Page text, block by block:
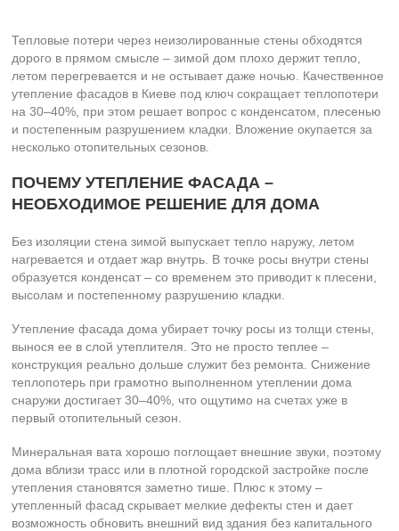
Тепловые потери через неизолированные стены обходятся
дорого в прямом смысле – зимой дом плохо держит тепло,
летом перегревается и не остывает даже ночью. Качественное
утепление фасадов в Киеве под ключ сокращает теплопотери
на 30–40%, при этом решает вопрос с конденсатом, плесенью
и постепенным разрушением кладки. Вложение окупается за
несколько отопительных сезонов.
ПОЧЕМУ УТЕПЛЕНИЕ ФАСАДА –
НЕОБХОДИМОЕ РЕШЕНИЕ ДЛЯ ДОМА
Без изоляции стена зимой выпускает тепло наружу, летом
нагревается и отдает жар внутрь. В точке росы внутри стены
образуется конденсат – со временем это приводит к плесени,
высолам и постепенному разрушению кладки.
Утепление фасада дома убирает точку росы из толщи стены,
вынося ее в слой утеплителя. Это не просто теплее –
конструкция реально дольше служит без ремонта. Снижение
теплопотерь при грамотно выполненном утеплении дома
снаружи достигает 30–40%, что ощутимо на счетах уже в
первый отопительный сезон.
Минеральная вата хорошо поглощает внешние звуки, поэтому
дома вблизи трасс или в плотной городской застройке после
утепления становятся заметно тише. Плюс к этому –
утепленный фасад скрывает мелкие дефекты стен и дает
возможность обновить внешний вид здания без капитального